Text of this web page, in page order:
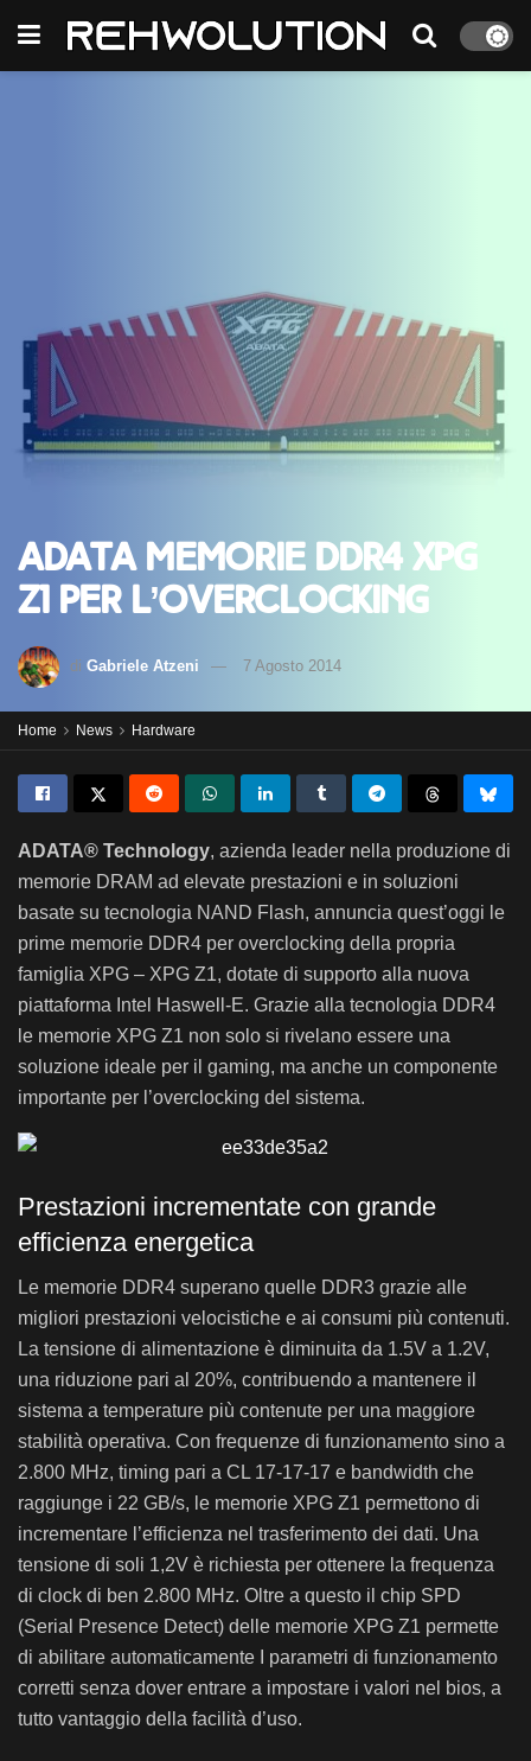
ADATA memorie DDR4 XPG
Z1 per l’overclocking
di Gabriele Atzeni 7 Agosto 2014
Home News Hardware
ADATA® Technology, azienda leader nella produzione di
memorie DRAM ad elevate prestazioni e in soluzioni
basate su tecnologia NAND Flash, annuncia quest’oggi le
prime memorie DDR4 per overclocking della propria
famiglia XPG – XPG Z1, dotate di supporto alla nuova
piattaforma Intel Haswell-E. Grazie alla tecnologia DDR4
le memorie XPG Z1 non solo si rivelano essere una
soluzione ideale per il gaming, ma anche un componente
importante per l’overclocking del sistema.
Prestazioni incrementate con grande
efficienza energetica
Le memorie DDR4 superano quelle DDR3 grazie alle
migliori prestazioni velocistiche e ai consumi più contenuti.
La tensione di alimentazione è diminuita da 1.5V a 1.2V,
una riduzione pari al 20%, contribuendo a mantenere il
sistema a temperature più contenute per una maggiore
stabilità operativa. Con frequenze di funzionamento sino a
2.800 MHz, timing pari a CL 17-17-17 e bandwidth che
raggiunge i 22 GB/s, le memorie XPG Z1 permettono di
incrementare l’efficienza nel trasferimento dei dati. Una
tensione di soli 1,2V è richiesta per ottenere la frequenza
di clock di ben 2.800 MHz. Oltre a questo il chip SPD
(Serial Presence Detect) delle memorie XPG Z1 permette
di abilitare automaticamente I parametri di funzionamento
corretti senza dover entrare a impostare i valori nel bios, a
tutto vantaggio della facilità d’uso.